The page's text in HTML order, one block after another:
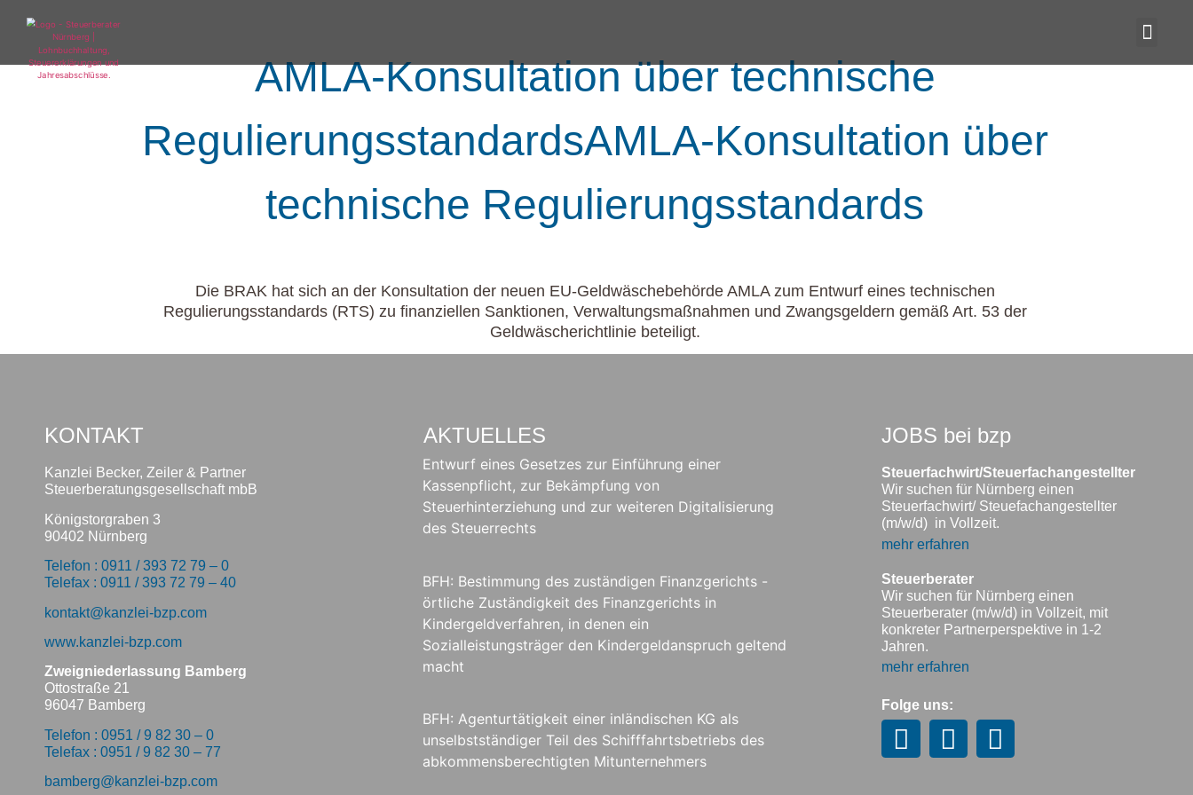
AMLA-Konsultation über technische
RegulierungsstandardsAMLA-Konsultation über
technische Regulierungsstandards
Die BRAK hat sich an der Konsultation der neuen EU-Geldwäschebehörde AMLA zum Entwurf eines technischen
Regulierungsstandards (RTS) zu finanziellen Sanktionen, Verwaltungsmaßnahmen und Zwangsgeldern gemäß Art. 53 der
Geldwäscherichtlinie beteiligt.
KONTAKT
Kanzlei Becker, Zeiler & Partner
Steuerberatungsgesellschaft mbB
Königstorgraben 3
90402 Nürnberg
Telefon : 0911 / 393 72 79 – 0
Telefax : 0911 / 393 72 79 – 40
kontakt@kanzlei-bzp.com
www.kanzlei-bzp.com
Zweigniederlassung Bamberg
Ottostraße 21
96047 Bamberg
Telefon : 0951 / 9 82 30 – 0
Telefax : 0951 / 9 82 30 – 77
bamberg@kanzlei-bzp.com
AKTUELLES
Entwurf eines Gesetzes zur Einführung einer
Kassenpflicht, zur Bekämpfung von
Steuerhinterziehung und zur weiteren Digitalisierung
des Steuerrechts
BFH: Bestimmung des zuständigen Finanzgerichts -
örtliche Zuständigkeit des Finanzgerichts in
Kindergeldverfahren, in denen ein
Sozialleistungsträger den Kindergeldanspruch geltend
macht
BFH: Agenturtätigkeit einer inländischen KG als
unselbstständiger Teil des Schifffahrtsbetriebs des
abkommensberechtigten Mitunternehmers
JOBS bei bzp
Steuerfachwirt/Steuerfachangestellter
Wir suchen für Nürnberg einen
Steuerfachwirt/ Steuefachangestellter
(m/w/d) in Vollzeit.
mehr erfahren
Steuerberater
Wir suchen für Nürnberg einen
Steuerberater (m/w/d) in Vollzeit, mit
konkreter Partnerperspektive in 1-2
Jahren.
mehr erfahren
Folge uns: